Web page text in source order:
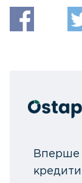
Вперше